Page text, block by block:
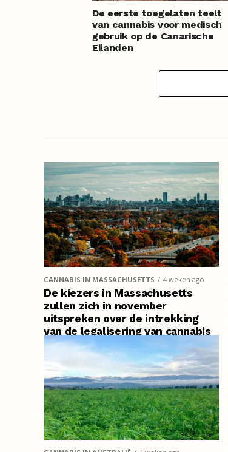
De eerste toegelaten teelt
van cannabis voor medisch
gebruik op de Canarische
Eilanden
CANNABIS IN MASSACHUSETTS 4 weken ago
De kiezers in Massachusetts
zullen zich in november
uitspreken over de intrekking
van de legalisering van cannabis